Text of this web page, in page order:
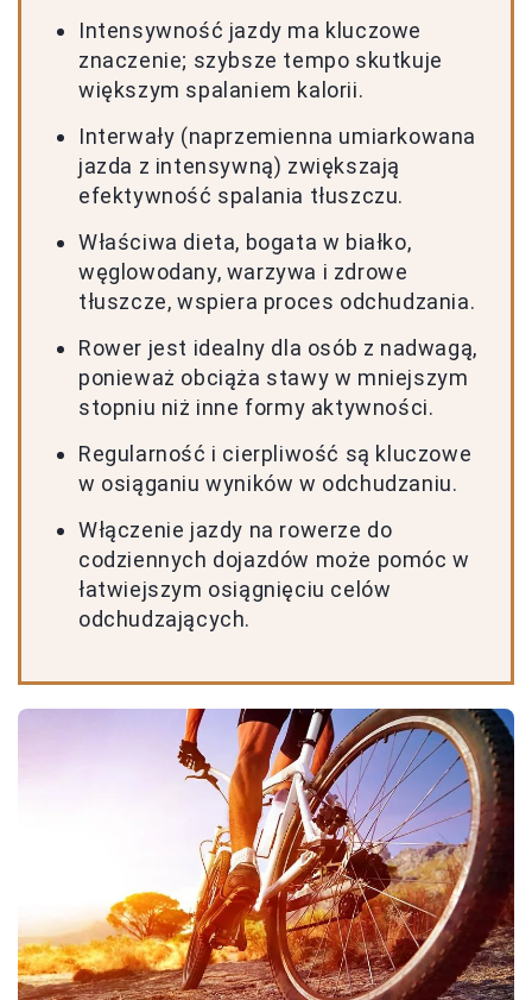
Intensywność jazdy ma kluczowe
znaczenie; szybsze tempo skutkuje
większym spalaniem kalorii.
Interwały (naprzemienna umiarkowana
jazda z intensywną) zwiększają
efektywność spalania tłuszczu.
Właściwa dieta, bogata w białko,
węglowodany, warzywa i zdrowe
tłuszcze, wspiera proces odchudzania.
Rower jest idealny dla osób z nadwagą,
ponieważ obciąża stawy w mniejszym
stopniu niż inne formy aktywności.
Regularność i cierpliwość są kluczowe
w osiąganiu wyników w odchudzaniu.
Włączenie jazdy na rowerze do
codziennych dojazdów może pomóc w
łatwiejszym osiągnięciu celów
odchudzających.